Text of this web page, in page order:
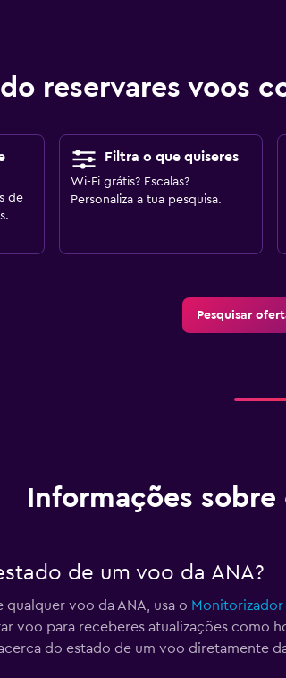
reservares voos
de
Filtra o que quiseres
Wi-Fi grátis? Escalas?
Personaliza a tua pesquisa.
Pesquisar
Informações sobre
de um voo da ANA?
qualquer voo da ANA, usa o
voo para receberes atualizações como
do estado de um voo diretamente